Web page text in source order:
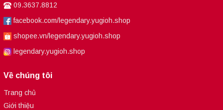
09.3637.8812
facebook.com/legendary.yugioh.shop
shopee.vn/legendary.yugioh.shop
legendary.yugioh.shop
Về chúng tôi
Trang chủ
Giới thiệu